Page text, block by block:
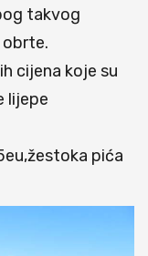
takvog
cijena koje su
lijepe
pića